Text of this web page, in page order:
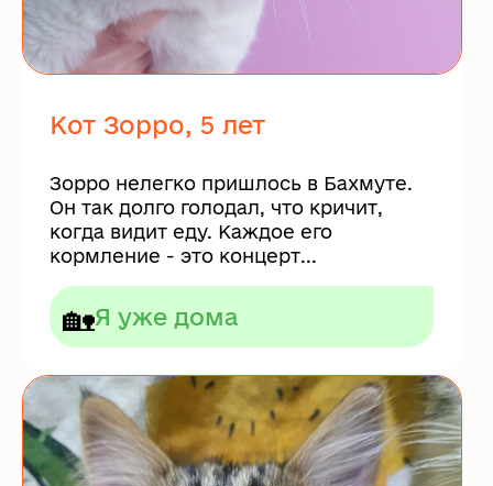
Кот Зорро, 5 лет
Зорро нелегко пришлось в Бахмуте.
Он так долго голодал, что кричит,
когда видит еду. Каждое его
кормление - это концерт...
🏡Я уже дома